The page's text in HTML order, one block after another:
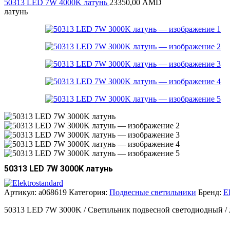
50313 LED 7W 4000K латунь 23350,00 AMD
латунь
50313 LED 7W 3000K латунь
Артикул: a068619 Категория: Подвесные светильники Бренд:
50313 LED 7W 3000K / Светильник подвесной светодиодный /